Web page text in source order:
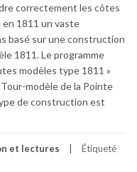
correctement les côtes
en 1811 un vaste
basé sur une construction
1811. Le programme
modèles type 1811 »
modèle de la Pointe
de construction est
et lectures Étiqueté